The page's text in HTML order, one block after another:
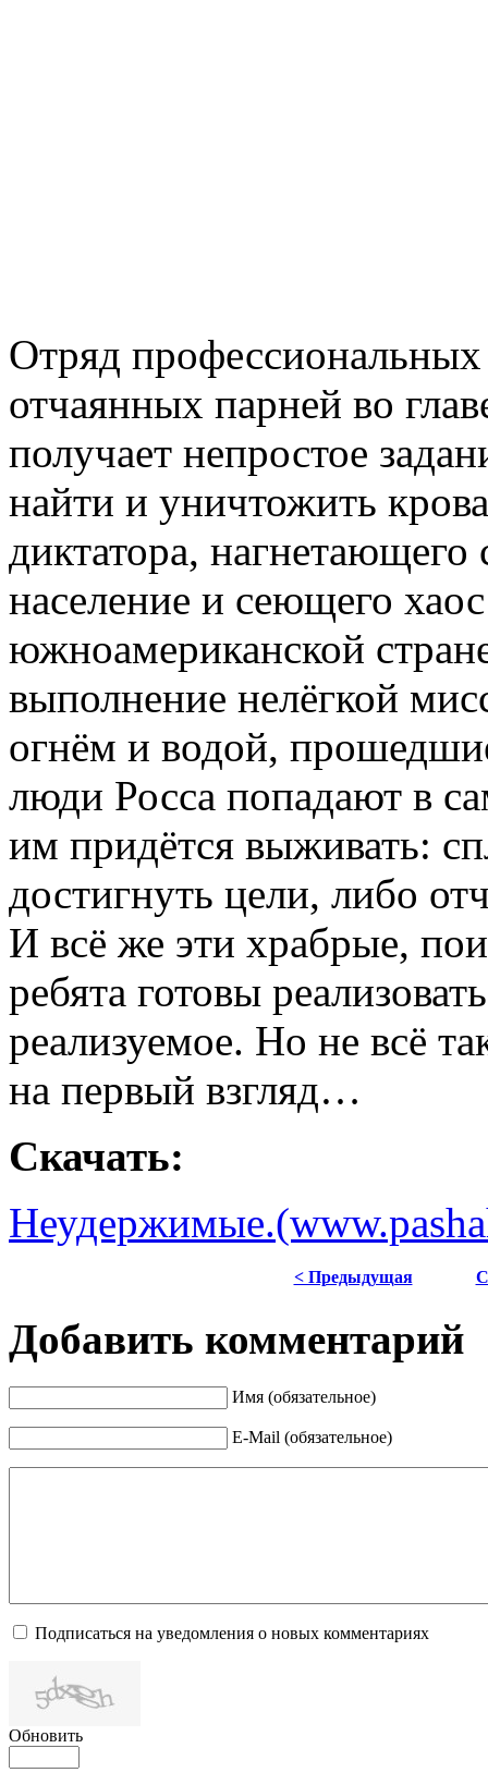
Отряд
отчаянных парней во
получает непростое
найти и уничтожить
диктатора, нагнетающего
население и сеющего
южноамериканской
выполнение нелёгкой
огнём и водой,
люди Росса попадают в
им придётся выживать:
достигнуть цели, либо
И всё же эти храбрые,
ребята готовы
реализуемое. Но не всё
на первый взгляд…
Скачать:
< Предыдущая
Добавить комментарий
Имя (обязательное)
E-Mail (обязательное)
Подписаться на уведомления о новых комментариях
Обновить